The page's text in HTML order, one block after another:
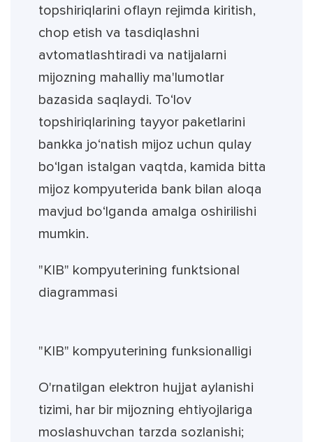
topshiriqlarini oflayn rejimda kiritish,
chop etish va tasdiqlashni
avtomatlashtiradi va natijalarni
mijozning mahalliy ma'lumotlar
bazasida saqlaydi. To‘lov
topshiriqlarining tayyor paketlarini
bankka jo‘natish mijoz uchun qulay
bo‘lgan istalgan vaqtda, kamida bitta
mijoz kompyuterida bank bilan aloqa
mavjud bo‘lganda amalga oshirilishi
mumkin.
"KIB" kompyuterining funktsional
diagrammasi
"KIB" kompyuterining funksionalligi
O'rnatilgan elektron hujjat aylanishi
tizimi, har bir mijozning ehtiyojlariga
moslashuvchan tarzda sozlanishi;